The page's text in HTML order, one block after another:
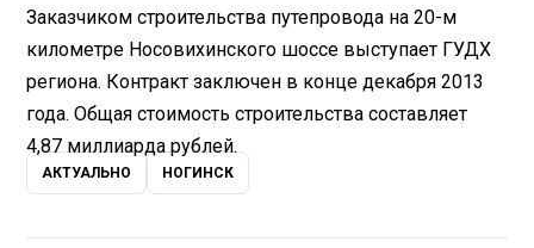
Заказчиком строительства путепровода на 20-м
километре Носовихинского шоссе выступает ГУДХ
региона. Контракт заключен в конце декабря 2013
года. Общая стоимость строительства составляет
4,87 миллиарда рублей.
АКТУАЛЬНО НОГИНСК